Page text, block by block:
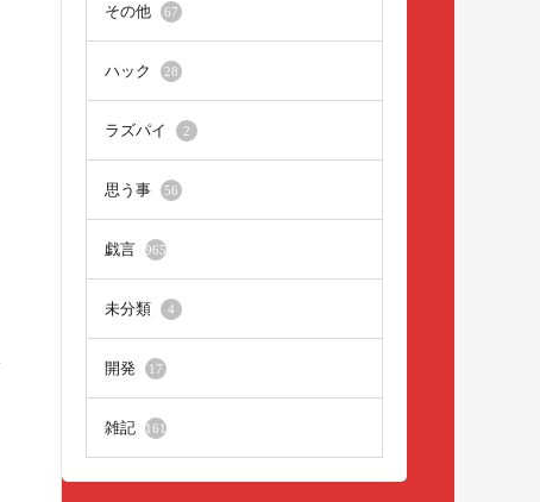
その他 67
ハック 28
ラズパイ 2
思う事 56
戯言 965
未分類 4
開発 17
雑記 161